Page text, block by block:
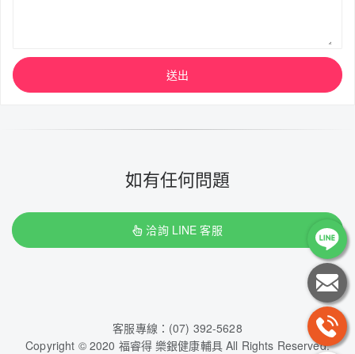
送出
如有任何問題
洽詢 LINE 客服
客服專線：(07) 392-5628
Copyright © 2020 福睿得 樂銀健康輔具 All Rights Reserved.